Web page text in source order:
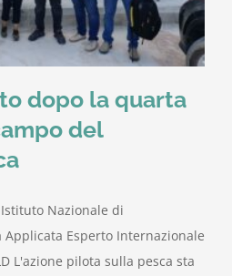
dopo la quarta
del
Nazionale di
Applicata Esperto Internazionale
L'azione pilota sulla pesca sta